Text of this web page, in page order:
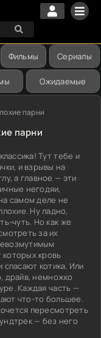
Фильмы Сериалы
Ожидаемые
парни
парни
Тут тебе и
и взрывы на
а главное — эти
негодяи,
самом деле не
Ну ладно,
чуть. Но как же
за их
которых кровь
котика. Или
драйв, немножко
Каждая часть —
что-то большее.
пересмотреть
— без него